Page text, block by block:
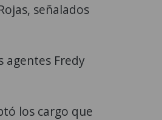
señalados
agentes Fredy
los cargo que